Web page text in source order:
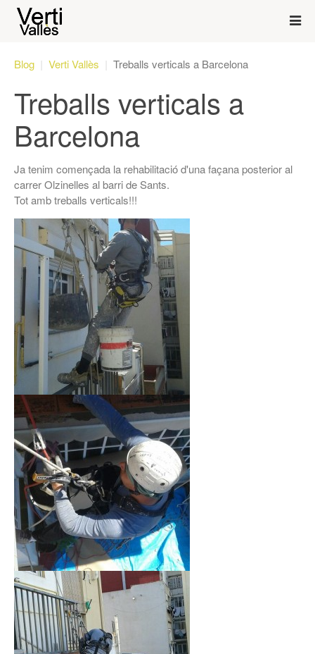
Blog Verti Vallès Treballs verticals a Barcelona
Treballs verticals a
Barcelona
Ja tenim començada la rehabilitació d'una façana posterior al
carrer Olzinelles al barri de Sants.
Tot amb treballs verticals!!!